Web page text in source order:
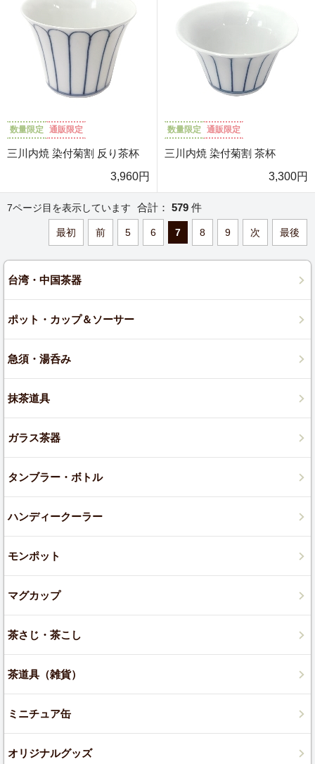
数量限定 通販限定
三川内焼 染付菊割 反り茶杯
3,960円
数量限定 通販限定
三川内焼 染付菊割 茶杯
3,300円
7ページ目を表示しています 合計： 579 件
最初 前 5 6 7 8 9 次 最後
台湾・中国茶器
ポット・カップ＆ソーサー
急須・湯呑み
抹茶道具
ガラス茶器
タンブラー・ボトル
ハンディークーラー
モンポット
マグカップ
茶さじ・茶こし
茶道具（雑貨）
ミニチュア缶
オリジナルグッズ